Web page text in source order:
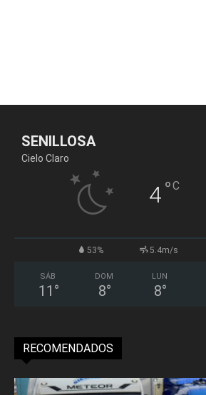
SENILLOSA
Cielo Claro
4°C
53% 5.4m/s
SÁB
11 °
DOM
8°
LUN
8°
RECOMENDADOS